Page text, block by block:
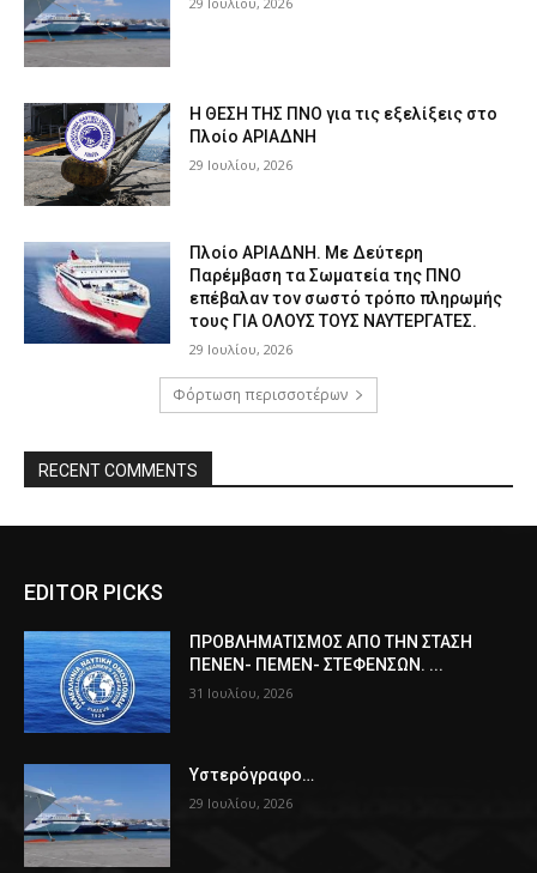
Η ΘΕΣΗ ΤΗΣ ΠΝΟ για τις εξελίξεις στο
Πλοίο ΑΡΙΑΔΝΗ
29 Ιουλίου, 2026
Πλοίο ΑΡΙΑΔΝΗ. Με Δεύτερη
Παρέμβαση τα Σωματεία της ΠΝΟ
επέβαλαν τον σωστό τρόπο πληρωμής
τους ΓΙΑ ΟΛΟΥΣ ΤΟΥΣ ΝΑΥΤΕΡΓΑΤΕΣ.
29 Ιουλίου, 2026
Φόρτωση περισσοτέρων
RECENT COMMENTS
EDITOR PICKS
ΠPOΒΛΗΜΑΤΙΣΜΟΣ ΑΠΟ ΤΗΝ ΣΤΑΣΗ
ΠΕΝΕΝ- ΠΕΜΕΝ- ΣΤΕΦΕΝΣΩΝ. ...
31 Ιουλίου, 2026
Υστερόγραφο…
29 Ιουλίου, 2026